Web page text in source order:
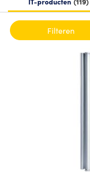
Filteren